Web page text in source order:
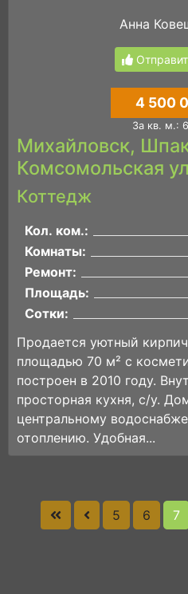
Анна
4 500
За кв. м.:
Михайловск,
Комсомольская
Коттедж
Кол. ком.:
Комнаты:
Ремонт:
Площадь:
Сотки:
Продается уютный
площадью 70 м² с
построен в 2010 году.
просторная кухня, с/у.
центральному
отоплению. Удобная...
5 6 7